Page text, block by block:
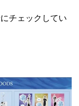
チェックしてい